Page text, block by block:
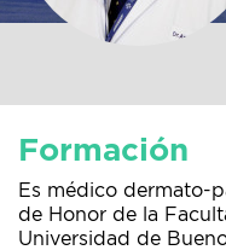
Formación
Es médico dermato-
de Honor de la
Universidad de